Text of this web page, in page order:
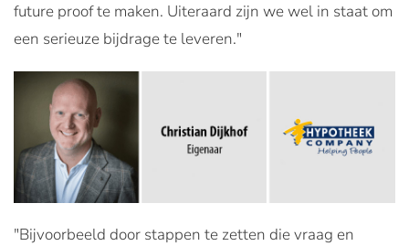
future proof te maken. Uiteraard zijn we wel in staat om
een serieuze bijdrage te leveren."
"Bijvoorbeeld door stappen te zetten die vraag en